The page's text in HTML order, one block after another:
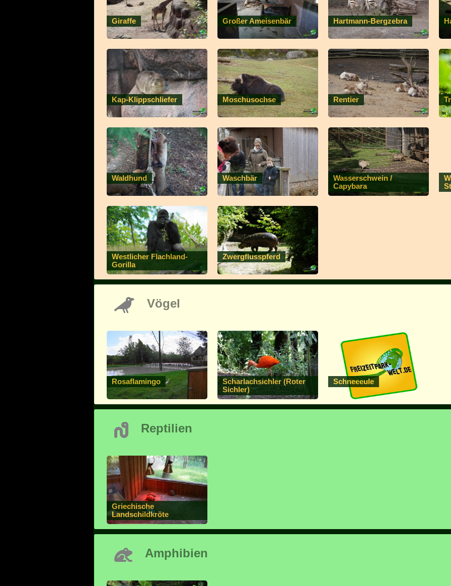
Giraffe Großer Ameisenbär Hartmann-Bergzebra
Kap-Klippschliefer Moschusochse Rentier
Waldhund Waschbär
Wasserschwein /
Capybara
Westlicher Flachland-
Gorilla
Zwergflusspferd
Vögel
Rosaflamingo
Scharlachsichler (Roter
Sichler)
Schneeeule
Reptilien
Griechische
Landschildkröte
Amphibien